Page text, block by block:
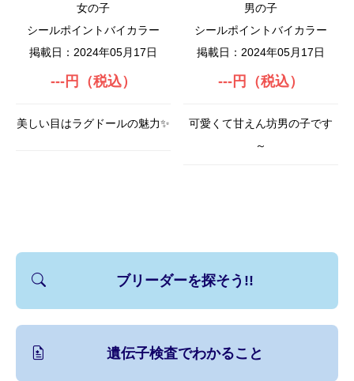
女の子
シールポイントバイカラー
掲載日：2024年05月17日
---円（税込）
美しい目はラグドールの魅力✨
男の子
シールポイントバイカラー
掲載日：2024年05月17日
---円（税込）
可愛くて甘えん坊男の子です
～
ブリーダーを探そう!!
遺伝子検査でわかること